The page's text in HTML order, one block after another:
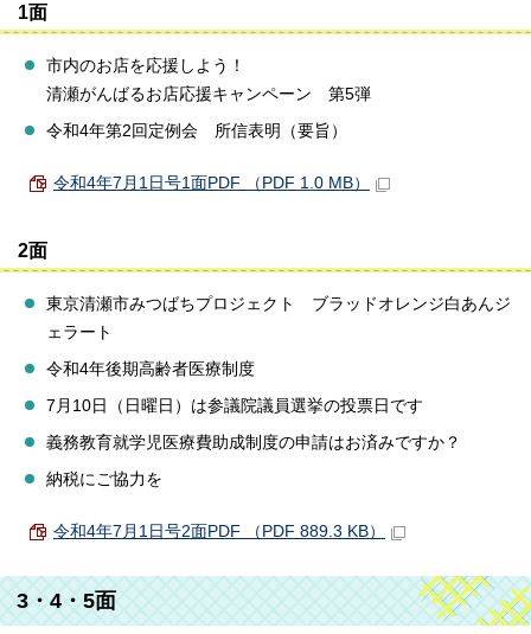
1面
市内のお店を応援しよう！
清瀬がんばるお店応援キャンペーン 第5弾
令和4年第2回定例会 所信表明（要旨）
令和4年7月1日号1面PDF （PDF 1.0 MB）
2面
東京清瀬市みつばちプロジェクト ブラッドオレンジ白あんジ
ェラート
令和4年後期高齢者医療制度
7月10日（日曜日）は参議院議員選挙の投票日です
義務教育就学児医療費助成制度の申請はお済みですか？
納税にご協力を
令和4年7月1日号2面PDF （PDF 889.3 KB）
3・4・5面